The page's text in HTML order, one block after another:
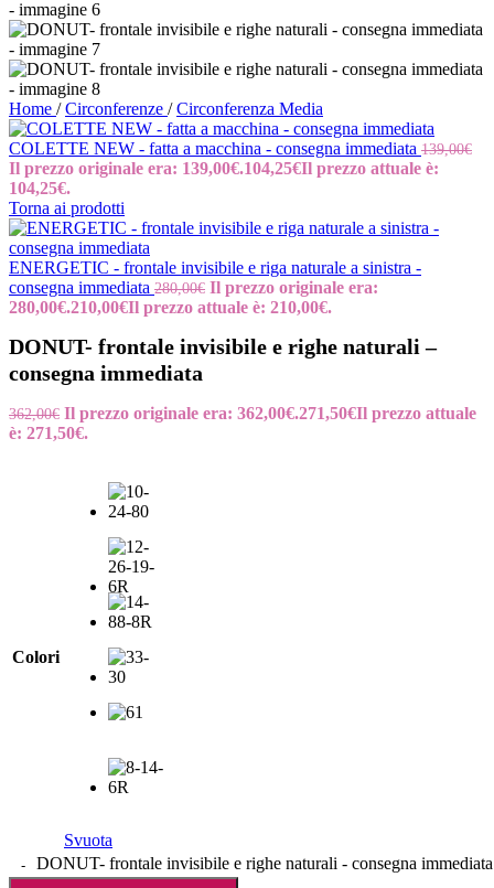
Home / Circonferenze / Circonferenza Media
COLETTE NEW - fatta a macchina - consegna immediata 139,00€
Il prezzo originale era: 139,00€.104,25€Il prezzo attuale è:
104,25€.
Torna ai prodotti
ENERGETIC - frontale invisibile e riga naturale a sinistra -
consegna immediata 280,00€ Il prezzo originale era:
280,00€.210,00€Il prezzo attuale è: 210,00€.
DONUT- frontale invisibile e righe naturali –
consegna immediata
362,00€ Il prezzo originale era: 362,00€.271,50€Il prezzo attuale
è: 271,50€.
Colori
Svuota
DONUT- frontale invisibile e righe naturali - consegna